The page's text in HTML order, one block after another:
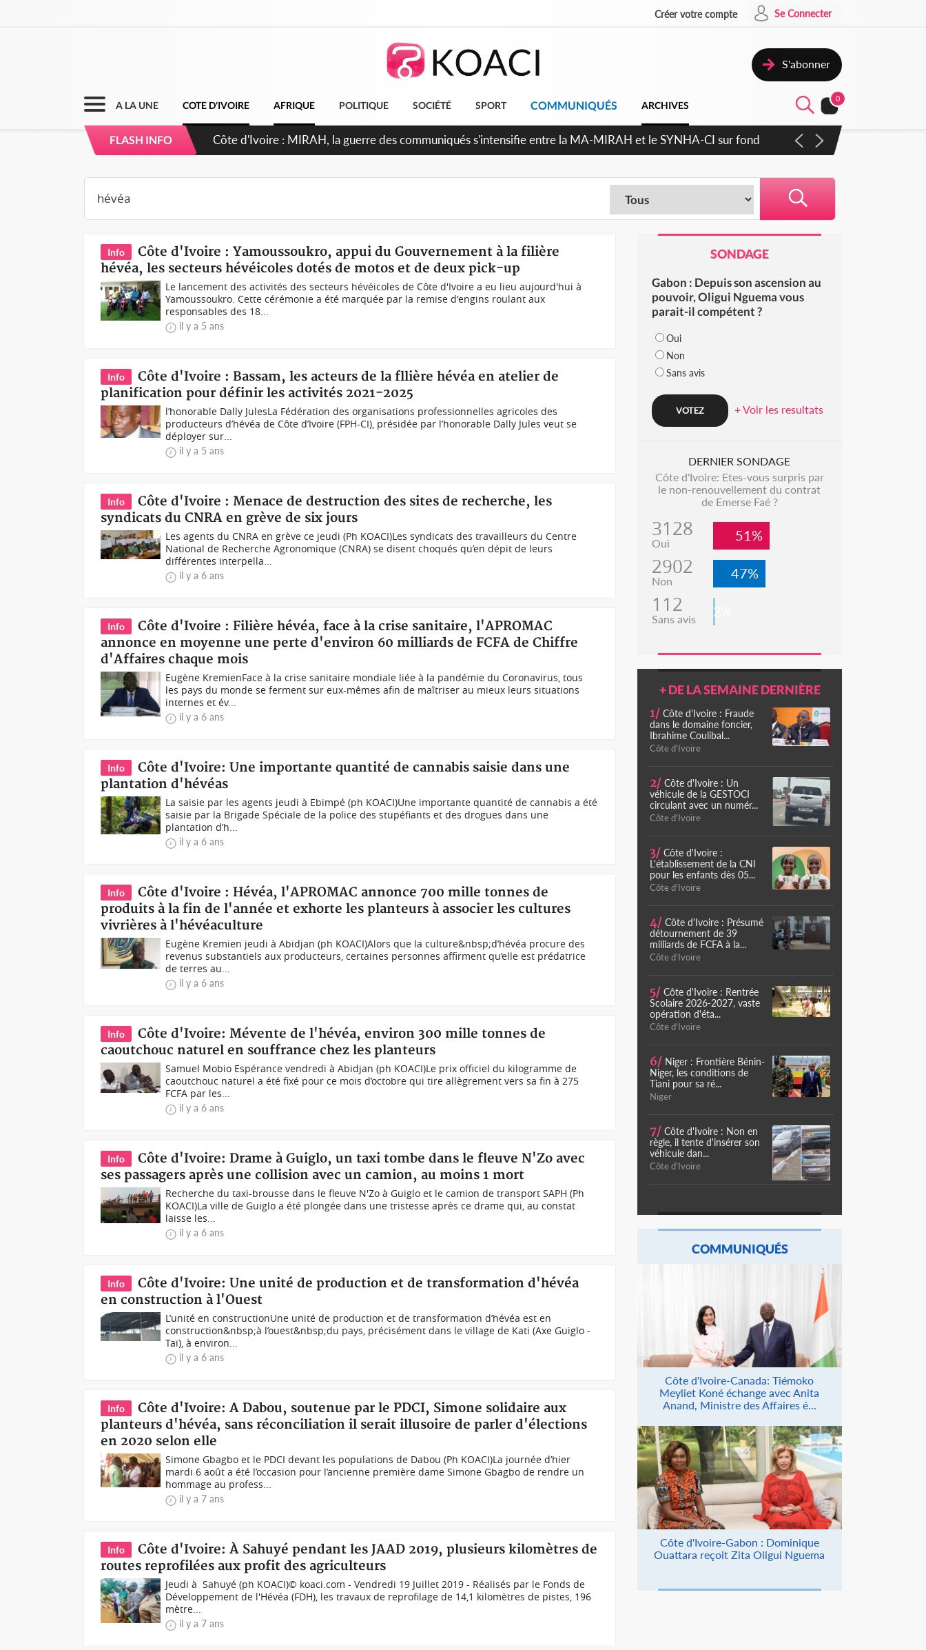
Créer votre compte Se Connecter
S'abonner
A LA UNE COTE D'IVOIRE AFRIQUE POLITIQUE SOCIÉTÉ SPORT COMMUNIQUÉS ARCHIVES
0
FLASH INFO Côte d'Ivoire : Indépendance 2026, Thiam plaide pour un environnement démocratique plus apaisé
Info
Côte d'Ivoire : Yamoussoukro, appui du Gouvernement à la filière
hévéa, les secteurs hévéicoles dotés de motos et de deux pick-up
Le lancement des activités des secteurs hévéicoles de Côte d'Ivoire a eu lieu aujourd'hui à
Yamoussoukro. Cette cérémonie a été marquée par la remise d'engins roulant aux
responsables des 18...
il y a 5 ans
Info
Côte d'Ivoire : Bassam, les acteurs de la fllière hévéa en atelier de
planification pour définir les activités 2021-2025
l’honorable Dally JulesLa Fédération des organisations professionnelles agricoles des
producteurs d’hévéa de Côte d’Ivoire (FPH-CI), présidée par l’honorable Dally Jules veut se
déployer sur...
il y a 5 ans
Info
Côte d'Ivoire : Menace de destruction des sites de recherche, les
syndicats du CNRA en grève de six jours
Les agents du CNRA en grève ce jeudi (Ph KOACI)Les syndicats des travailleurs du Centre
National de Recherche Agronomique (CNRA) se disent choqués qu’en dépit de leurs
différentes interpella...
il y a 6 ans
Info
Côte d'Ivoire : Filière hévéa, face à la crise sanitaire, l'APROMAC
annonce en moyenne une perte d'environ 60 milliards de FCFA de Chiffre
d'Affaires chaque mois
Eugène KremienFace à la crise sanitaire mondiale liée à la pandémie du Coronavirus, tous
les pays du monde se ferment sur eux-mêmes afin de maîtriser au mieux leurs situations
internes et év...
il y a 6 ans
Info
Côte d'Ivoire: Une importante quantité de cannabis saisie dans une
plantation d'hévéas
La saisie par les agents jeudi à Ebimpé (ph KOACI)Une importante quantité de cannabis a été
saisie par la Brigade Spéciale de la police des stupéfiants et des drogues dans une
plantation d’h...
il y a 6 ans
Info
Côte d'Ivoire : Hévéa, l'APROMAC annonce 700 mille tonnes de
produits à la fin de l'année et exhorte les planteurs à associer les cultures
vivrières à l'hévéaculture
Eugène Kremien jeudi à Abidjan (ph KOACI)Alors que la culture&nbsp;d’hévéa procure des
revenus substantiels aux producteurs, certaines personnes affirment qu’elle est prédatrice
de terres au...
il y a 6 ans
Info
Côte d'Ivoire: Mévente de l'hévéa, environ 300 mille tonnes de
caoutchouc naturel en souffrance chez les planteurs
Samuel Mobio Espérance vendredi à Abidjan (ph KOACI)Le prix officiel du kilogramme de
caoutchouc naturel a été fixé pour ce mois d’octobre qui tire allègrement vers sa fin à 275
FCFA par les...
il y a 6 ans
Info
Côte d'Ivoire: Drame à Guiglo, un taxi tombe dans le fleuve N'Zo avec
ses passagers après une collision avec un camion, au moins 1 mort
Recherche du taxi-brousse dans le fleuve N'Zo à Guiglo et le camion de transport SAPH (Ph
KOACI)La ville de Guiglo a été plongée dans une tristesse après ce drame qui, au constat
laisse les...
il y a 6 ans
Info
Côte d'Ivoire: Une unité de production et de transformation d'hévéa
en construction à l'Ouest
L’unité en constructionUne unité de production et de transformation d’hévéa est en
construction&nbsp;à l’ouest&nbsp;du pays, précisément dans le village de Kati (Axe Guiglo -
Taï), à environ...
il y a 6 ans
Info
Côte d'Ivoire: A Dabou, soutenue par le PDCI, Simone solidaire aux
planteurs d'hévéa, sans réconciliation il serait illusoire de parler d'élections
en 2020 selon elle
Simone Gbagbo et le PDCI devant les populations de Dabou (Ph KOACI)La journée d’hier
mardi 6 août a été l’occasion pour l’ancienne première dame Simone Gbagbo de rendre un
hommage au profess...
il y a 7 ans
Info
Côte d'Ivoire: À Sahuyé pendant les JAAD 2019, plusieurs kilomètres de
routes reprofilées aux profit des agriculteurs
Jeudi à Sahuyé (ph KOACI)© koaci.com - Vendredi 19 Juillet 2019 - Réalisés par le Fonds de
Développement de l'Hévéa (FDH), les travaux de reprofilage de 14,1 kilomètres de pistes, 196
mètre...
il y a 7 ans
SONDAGE
Gabon : Depuis son ascension au
pouvoir, Oligui Nguema vous
parait-il compétent ?
Oui
Non
Sans avis
+ Voir les resultats
DERNIER SONDAGE
Côte d'Ivoire: Etes-vous surpris par
le non-renouvellement du contrat
de Emerse Faé ?
3128
Oui 51%
2902
Non 47%
112
Sans avis 2%
+ DE LA SEMAINE DERNIÈRE
1/ Côte d'Ivoire : Fraude
dans le domaine foncier,
Ibrahime Coulibal...
Côte d'Ivoire
2/ Côte d'Ivoire : Un
véhicule de la GESTOCI
circulant avec un numér...
Côte d'Ivoire
3/ Côte d'Ivoire :
L'établissement de la CNI
pour les enfants dès 05...
Côte d'Ivoire
4/ Côte d'Ivoire : Présumé
détournement de 39
milliards de FCFA à la...
Côte d'Ivoire
5/ Côte d'Ivoire : Rentrée
Scolaire 2026-2027, vaste
opération d'éta...
Côte d'Ivoire
6/ Niger : Frontière Bénin-
Niger, les conditions de
Tiani pour sa ré...
Niger
7/ Côte d'Ivoire : Non en
règle, il tente d'insérer son
véhicule dan...
Côte d'Ivoire
COMMUNIQUÉS
Côte d'Ivoire-Canada: Tiémoko
Meyliet Koné échange avec Anita
Anand, Ministre des Affaires é...
Côte d'Ivoire-Gabon : Dominique
Ouattara reçoit Zita Oligui Nguema